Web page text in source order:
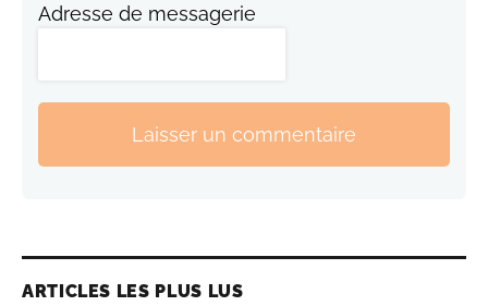
Adresse de messagerie
Laisser un commentaire
ARTICLES LES PLUS LUS